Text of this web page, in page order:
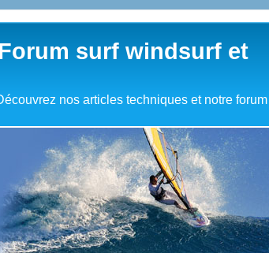
surf windsurf et
nos articles techniques et notre forum